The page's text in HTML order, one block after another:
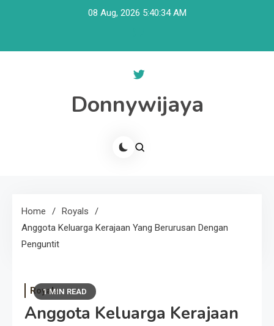
08 Aug, 2026 5:40:34 AM
Donnywijaya
Home
Royals
Anggota Keluarga Kerajaan Yang Berurusan Dengan
Penguntit
1 MIN READ
Royals
Anggota Keluarga Kerajaan